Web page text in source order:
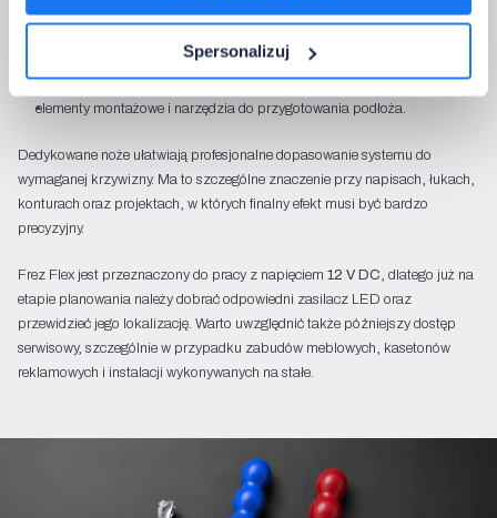
Spersonalizuj
nóż do Frez Flex okrągły,
frez do Frez Flex 8 mm,
elementy montażowe i narzędzia do przygotowania podłoża.
Dedykowane noże ułatwiają profesjonalne dopasowanie systemu do
wymaganej krzywizny. Ma to szczególne znaczenie przy napisach, łukach,
konturach oraz projektach, w których finalny efekt musi być bardzo
precyzyjny.
Frez Flex jest przeznaczony do pracy z napięciem 12 V DC, dlatego już na
etapie planowania należy dobrać odpowiedni zasilacz LED oraz
przewidzieć jego lokalizację. Warto uwzględnić także późniejszy dostęp
serwisowy, szczególnie w przypadku zabudów meblowych, kasetonów
reklamowych i instalacji wykonywanych na stałe.